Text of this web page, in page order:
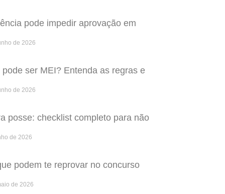
pode impedir aprovação em
de 2026
ser MEI? Entenda as regras e
de 2026
posse: checklist completo para não
de 2026
podem te reprovar no concurso
de 2026